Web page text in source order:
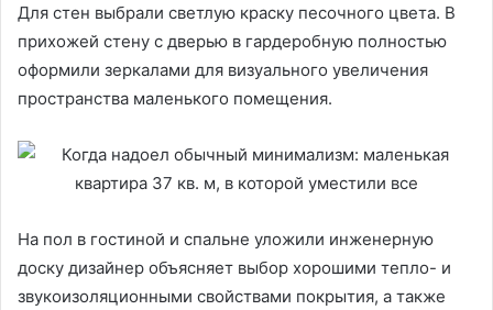
Для стен выбрали светлую краску песочного цвета. В
прихожей стену с дверью в гардеробную полностью
оформили зеркалами для визуального увеличения
пространства маленького помещения.
На пол в гостиной и спальне уложили инженерную
доску дизайнер объясняет выбор хорошими тепло- и
звукоизоляционными свойствами покрытия, а также